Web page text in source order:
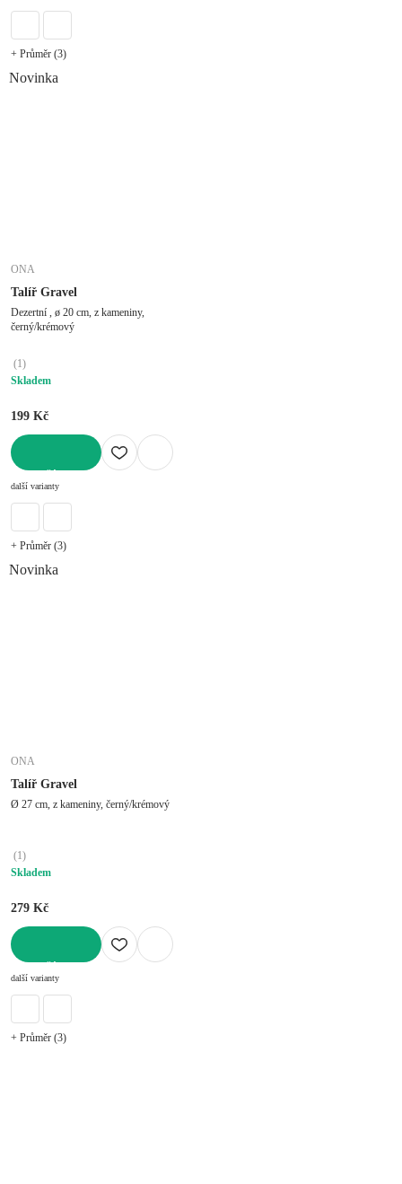
+ Průměr (3)
Novinka
ONA
Talíř Gravel
Dezertní , ø 20 cm, z kameniny,
černý/krémový
(1)
Skladem
199 Kč
další varianty
+ Průměr (3)
Novinka
ONA
Talíř Gravel
Ø 27 cm, z kameniny, černý/krémový
(1)
Skladem
279 Kč
další varianty
+ Průměr (3)